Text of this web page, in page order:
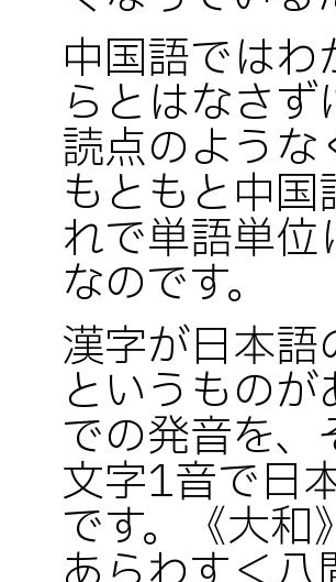
中国語では
らとはなさ
読点のよう
もともと中
れで単語単
なのです。
漢字が日本
というもの
での発音を
文字1音で日
です。《大